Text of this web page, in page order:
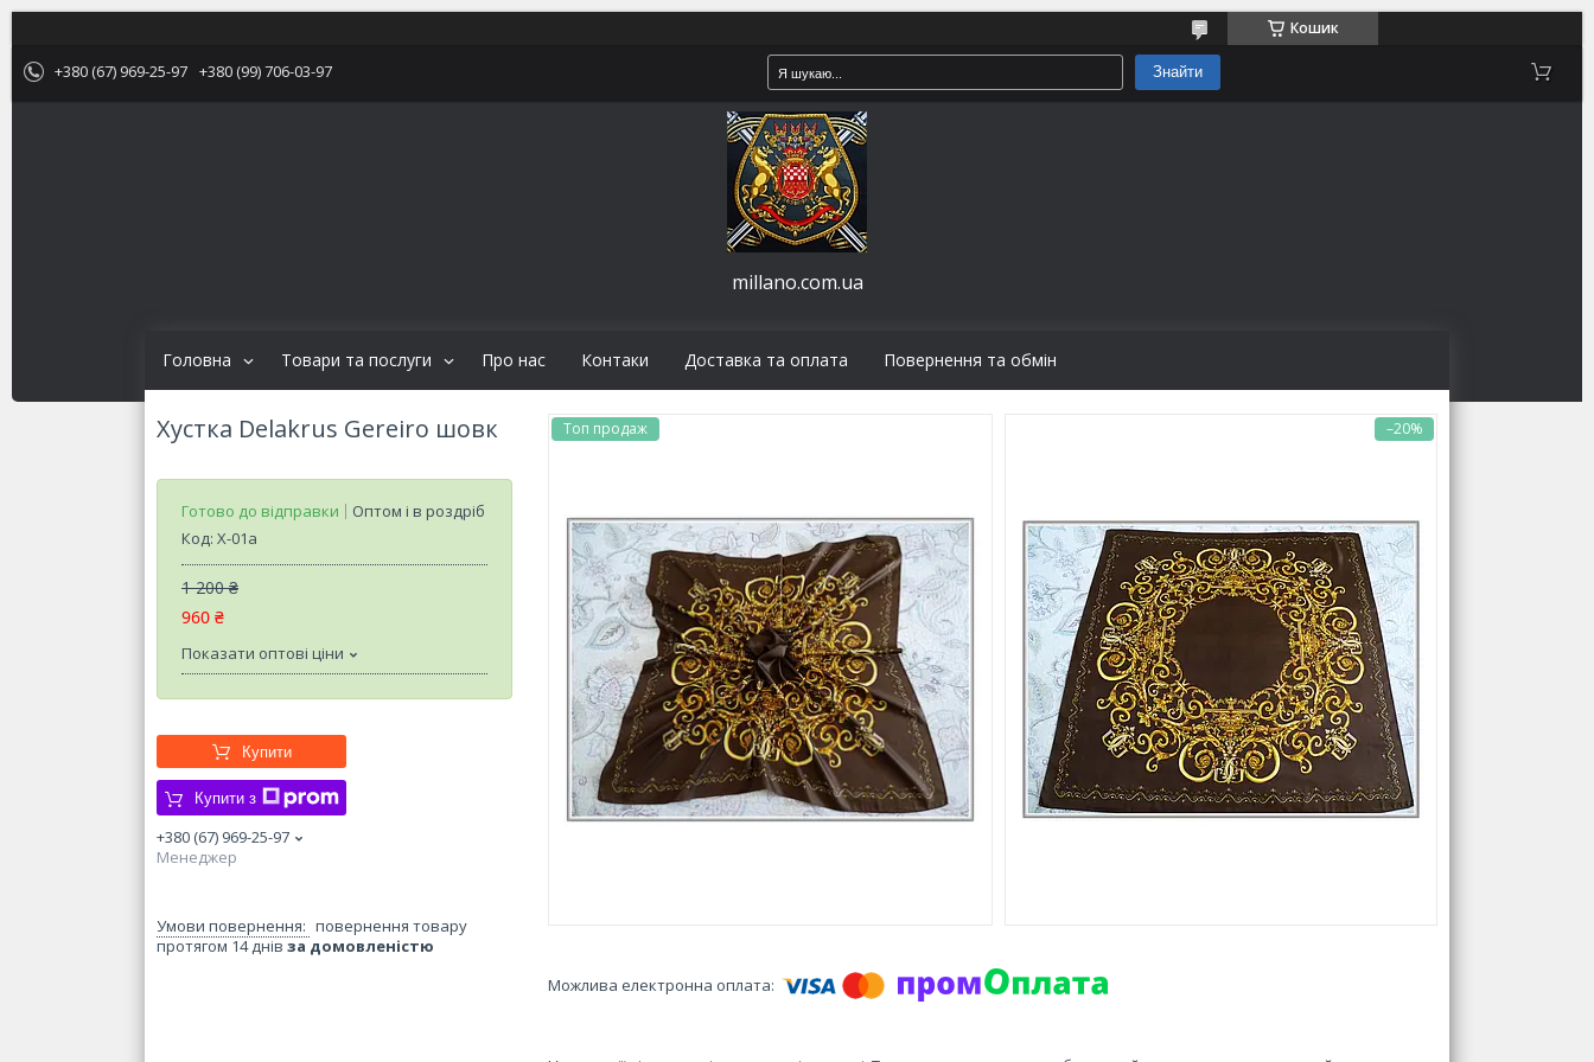
Кошик
+380 (67) 969-25-97 +380 (99) 706-03-97 Знайти
millano.com.ua
Головна Товари та послуги Про нас Контаки Доставка та оплата Повернення та обмін
Хустка Delakrus Gereiro шовк
Готово до відправки
Оптом і в роздріб
Код: X-01a
1 200 ₴
960 ₴
Показати оптові ціни
Купити
Купити з
+380 (67) 969-25-97
Менеджер
повернення товару
протягом 14 днів за домовленістю
Топ продаж –20%